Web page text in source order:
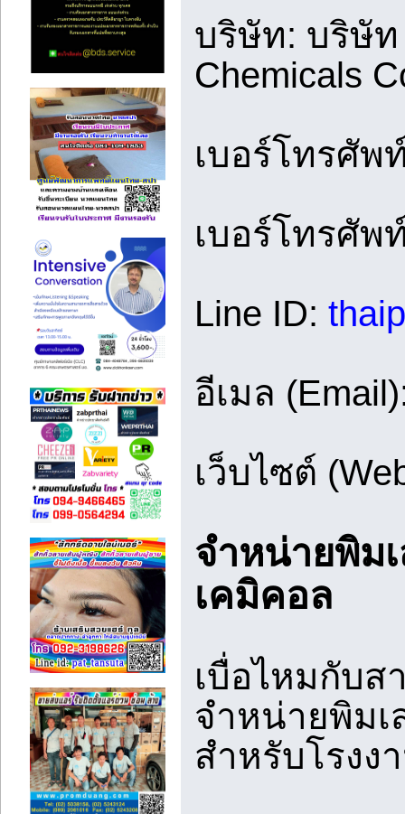
บริษัท: บริษัท
Chemicals
เบอร์โทรศัพ
เบอร์โทรศัพ
Line ID:
อีเมล
เว็บไซต์
จำหน่ายพิม
เคมิคอล
เบื่อไหมกับส
จำหน่ายพิมเ
สำหรับโรงง